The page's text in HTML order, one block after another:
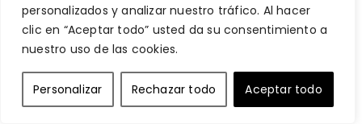
personalizados y analizar nuestro tráfico. Al hacer
clic en “Aceptar todo” usted da su consentimiento a
nuestro uso de las cookies.
Personalizar Rechazar todo Aceptar todo